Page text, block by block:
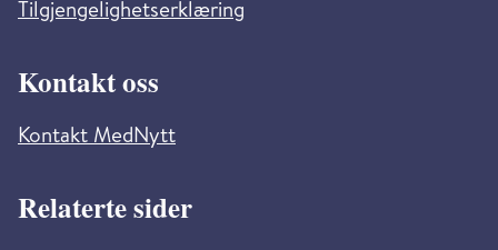
Tilgjengelighetserklæring
Kontakt oss
Kontakt MedNytt
Relaterte sider